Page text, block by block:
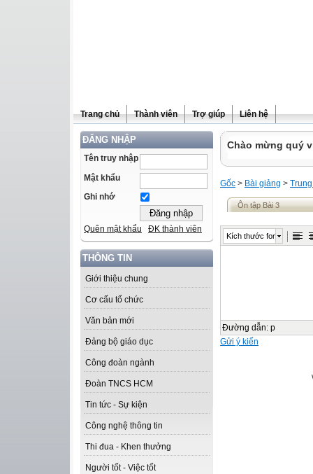
Trang chủ Thành viên Trợ giúp Liên hệ
ĐĂNG NHẬP
Tên truy nhập
Mật khẩu
Ghi nhớ
Quên mật khẩu ĐK thành viên
THÔNG TIN
Giới thiệu chung
Cơ cấu tổ chức
Văn bản mới
Đảng bộ giáo dục
Công đoàn ngành
Đoàn TNCS HCM
Tin tức - Sự kiện
Công nghệ thông tin
Thi đua - Khen thưởng
Người tốt - Việc tốt
Chào mừng quý
Gốc > Bài giảng >
Ôn tập Bài 3
Kích thước font
Đường dẫn: p
Gửi ý kiến